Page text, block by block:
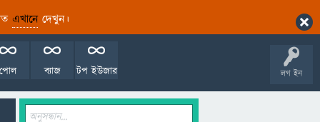
এখানেদেখুন।
লগ ইন
টপ ইউজার
ব্যাজ
পোল